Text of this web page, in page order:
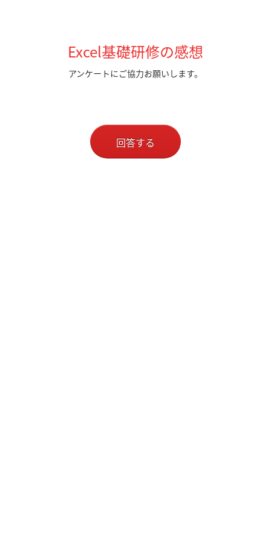
Excel基礎研修の感想
アンケートにご協力お願いします。
回答する